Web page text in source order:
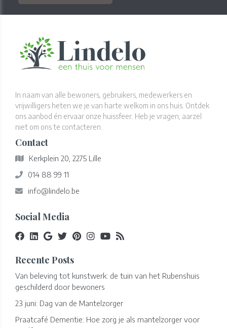
In naam van alle bewoners, gebruikers, medewerkers en
vrijwilligers heten we je van harte welkom in ons huis. Ontdek
ons aanbod én ervaar onze huissfeer. Heb je vragen, aarzel
niet om ons te contacteren.
Contact
Kerkplein 20, 2275 Lille
014 88 99 11
info@lindelo.be
Social Media
Recente Posts
Van beleving tot kunstwerk: de tuin van het Rubenshuis
geschilderd door bewoners
23 juni: Dag van de Mantelzorger
Praatcafé Dementie: Hoe zorg je als mantelzorger voor